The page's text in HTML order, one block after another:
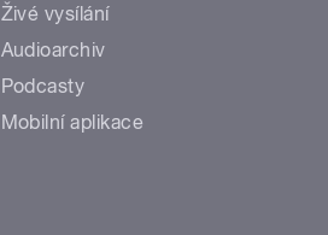
Živé vysílání
Audioarchiv
Podcasty
Mobilní aplikace